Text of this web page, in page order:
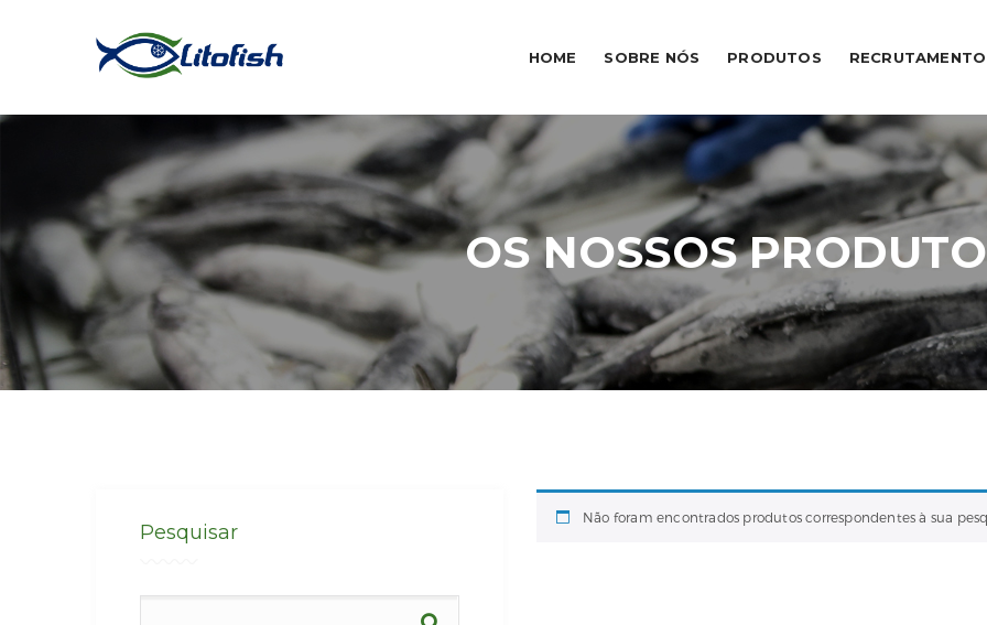
HOME SOBRE NÓS PRODUTOS RECRUTAMENTO
OS NOSSOS
Pesquisar
Não foram encontrados produtos correspondentes à sua